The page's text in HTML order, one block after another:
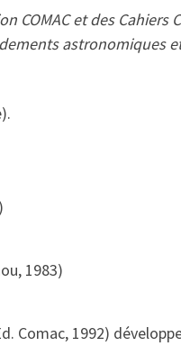
COMAC et des
1983)
Comac, 1992)